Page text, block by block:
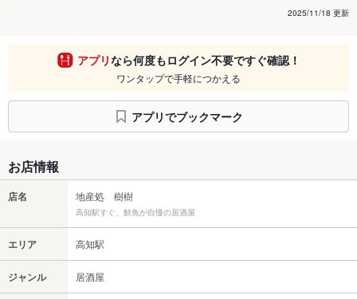
2025/11/18 更新
アプリなら何度もログイン不要ですぐ確認！
ワンタップで手軽につかえる
アプリでブックマーク
お店情報
店名 地産処 樹樹
高知駅すぐ、鮮魚が自慢の居酒屋
エリア 高知駅
ジャンル 居酒屋